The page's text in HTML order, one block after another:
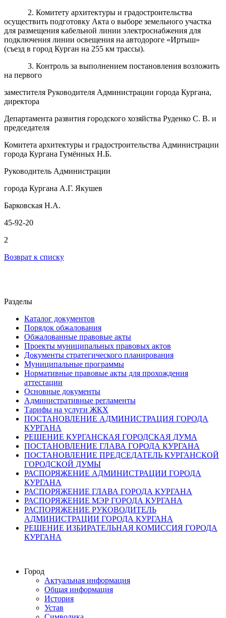
2. Комитету архитектуры и градостроительства
осуществить подготовку Акта о выборе земельного участка
для размещения кабельной линии электроснабжения для
подключения линии освещения на автодороге «Иртыш»
(съезд в город Курган на 255 км трассы).
3. Контроль за выполнением постановления возложить
на первого
заместителя Руководителя Администрации города Кургана,
директора
Департамента развития городского хозяйства Руденко С. В. и
председателя
Комитета архитектуры и градостроительства Администрации
города Кургана Гумённых Н.Б.
Руководитель Администрации
города Кургана А.Г. Якушев
Барковская Н.А.
45-92-20
2
Возврат к списку
Разделы
Каталог документов
Порядок обжалования
Обжалованные правовые акты
Проекты муниципальных правовых актов
Документы стратегического планирования
Муниципальные программы
Нормативные правовые акты для прохождения
аттестации
Основные документы
Административные регламенты
Тарифы на услуги ЖКХ
ПОСТАНОВЛЕНИЕ АДМИНИСТРАЦИЯ ГОРОДА
КУРГАНА
РЕШЕНИЕ КУРГАНСКАЯ ГОРОДСКАЯ ДУМА
ПОСТАНОВЛЕНИЕ ГЛАВА ГОРОДА КУРГАНА
ПОСТАНОВЛЕНИЕ ПРЕДСЕДАТЕЛЬ КУРГАНСКОЙ
ГОРОДСКОЙ ДУМЫ
РАСПОРЯЖЕНИЕ АДМИНИСТРАЦИИ ГОРОДА
КУРГАНА
РАСПОРЯЖЕНИЕ ГЛАВА ГОРОДА КУРГАНА
РАСПОРЯЖЕНИЕ МЭР ГОРОДА КУРГАНА
РАСПОРЯЖЕНИЕ РУКОВОДИТЕЛЬ
АДМИНИСТРАЦИИ ГОРОДА КУРГАНА
РЕШЕНИЕ ИЗБИРАТЕЛЬНАЯ КОМИССИЯ ГОРОДА
КУРГАНА
Город
Актуальная информация
Общая информация
История
Устав